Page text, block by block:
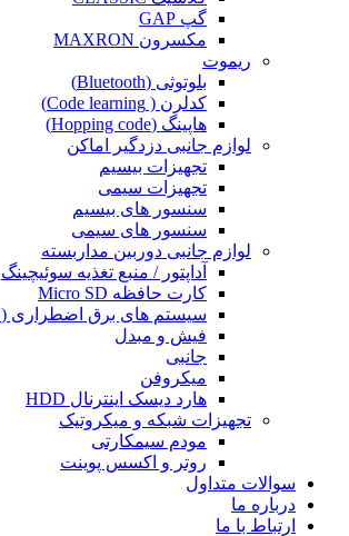
گپ GAP
مکسرون MAXRON
ریموت
بلوتوثی (Bluetooth)
کدلرن ( Code learning)
هاپینگ (Hopping code)
لوازم جانبی دزدگیر اماکن
تجهیزات بیسیم
تجهیزات سیمی
سنسور های بیسیم
سنسور های سیمی
لوازم جانبی دوربین مداربسته
آداپتور / منبع تغذیه سوئیچینگ
کارت حافظه Micro SD
سیستم های برق اضطراری (IPS & UPS)
فیش و مبدل
جانبی
میکروفن
هارد دیسک اینترنال HDD
تجهیزات شبکه و میکروتیک
مودم سیمکارتی
روتر و اکسس پوینت
سوالات متداول
درباره ما
ارتباط با ما